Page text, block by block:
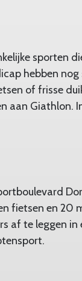
sporten
hebben
of frisse
aan Giathlon.
fietsen en 20
af te leggen in